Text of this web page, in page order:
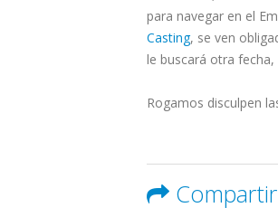
para navegar en el
Casting, se ven
le buscará otra
Rogamos disculpen
Compartir